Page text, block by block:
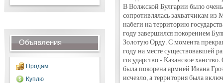
Объявления
Продам
Куплю
В Волжской Булгарии было
сопротивлялась захватчикам из
набеги на территорию
году завершился покорением
Золотую Орду. С момента
году на месте существовавшей
государство - Казанское
была покорена армией Ивана
исчезло, а территория была